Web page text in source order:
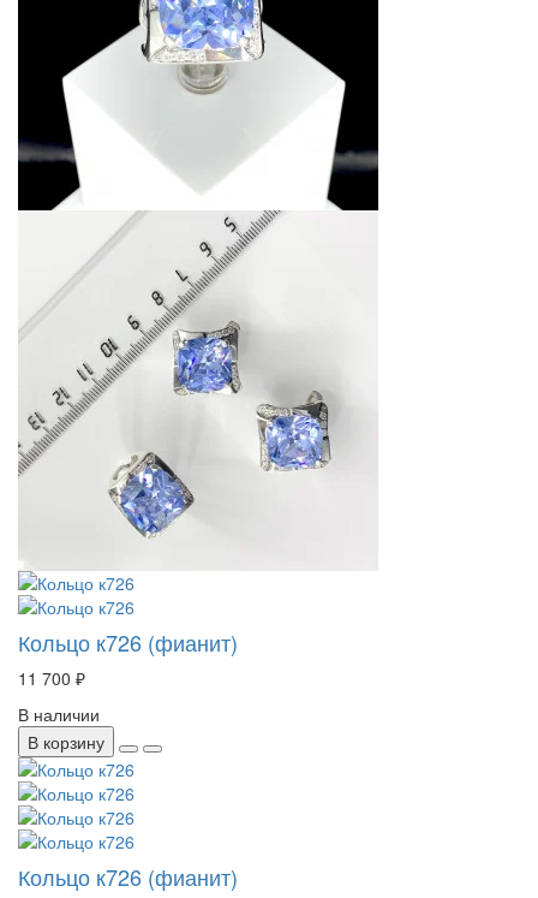
Кольцо к726 (фианит)
11 700 ₽
В наличии
В корзину
Кольцо к726 (фианит)